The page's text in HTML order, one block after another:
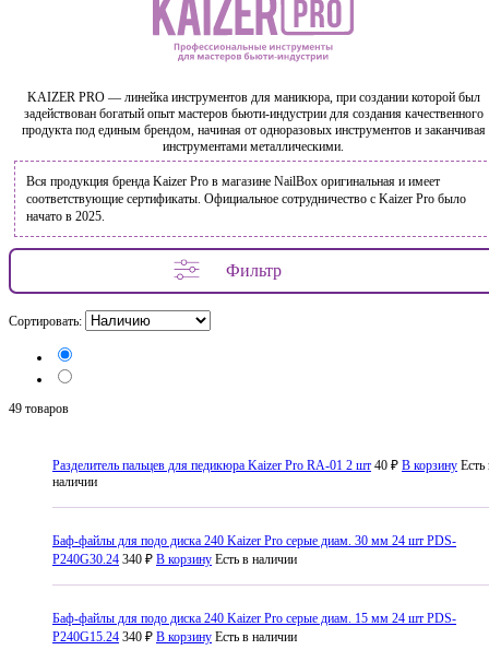
KAIZER PRO — линейка инструментов для маникюра, при создании которой был
задействован богатый опыт мастеров бьюти-индустрии для создания качественного
продукта под единым брендом, начиная от одноразовых инструментов и заканчивая
инструментами металлическими.
Вся продукция бренда Kaizer Pro в магазине NailBox оригинальная и имеет
соответствующие сертификаты. Официальное сотрудничество с Kaizer Pro было
начато в 2025.
Фильтр
Сортировать:
49 товаров
Разделитель пальцев для педикюра Kaizer Pro RA-01 2 шт 40 ₽ В корзину Есть
наличии
Баф-файлы для подо диска 240 Kaizer Pro серые диам. 30 мм 24 шт PDS-
P240G30.24 340 ₽ В корзину Есть в наличии
Баф-файлы для подо диска 240 Kaizer Pro серые диам. 15 мм 24 шт PDS-
P240G15.24 340 ₽ В корзину Есть в наличии